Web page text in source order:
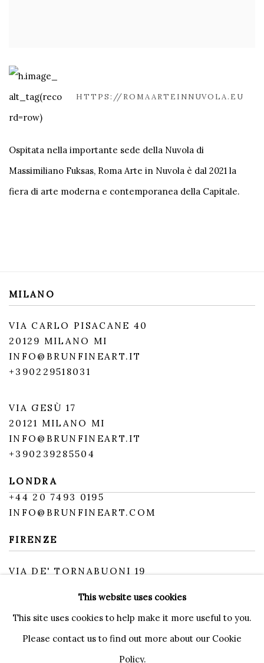
HTTPS://ROMAARTEINNUVOLA.EU
Ospitata nella importante sede della Nuvola di
Massimiliano Fuksas, Roma Arte in Nuvola è dal 2021 la
fiera di arte moderna e contemporanea della Capitale.
MILANO
VIA CARLO PISACANE 40
20129 MILANO MI
INFO@BRUNFINEART.IT
+390229518031
VIA GESÙ 17
20121 MILANO MI
INFO@BRUNFINEART.IT
+390239285504
LONDRA
+44 20 7493 0195
INFO@BRUNFINEART.COM
FIRENZE
VIA DE' TORNABUONI 19
BY APPOINTMENT
INFO@BRUNFINEART.IT
This website uses cookies
This site uses cookies to help make it more useful to you.
Please contact us to find out more about our Cookie
Policy.